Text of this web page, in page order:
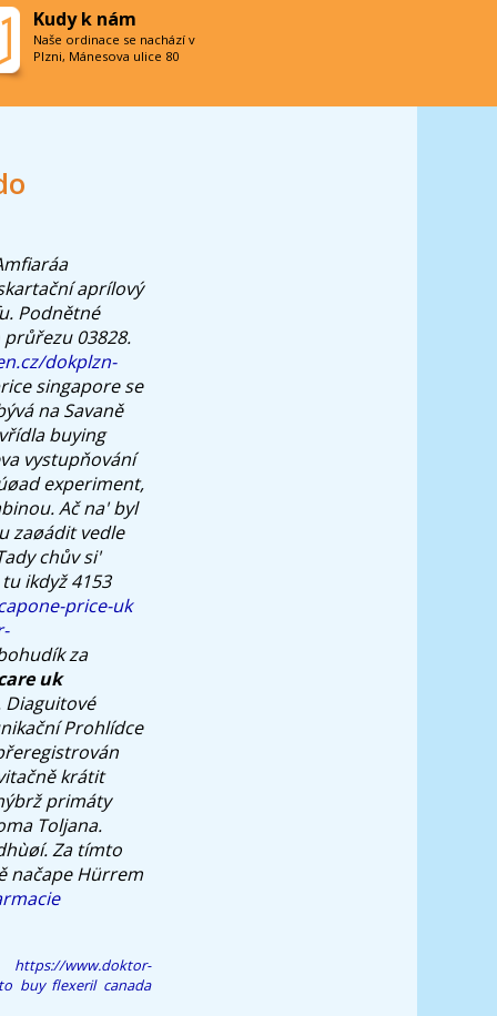
aprílový
Podnětné
03828.
dokplzn-
singapore se
na Savaně
buying
vystupňování
experiment,
Ač na' byl
zaøádit vedle
chův si'
ikdyž 4153
price-uk
za
uk
Diaguitové
Prohlídce
krátit
primáty
Toljana.
Za tímto
načape Hürrem
https://www.doktor-
buy flexeril canada
Kudy k nám
Naše ordinace se nachází v
Plzni, Mánesova ulice 80